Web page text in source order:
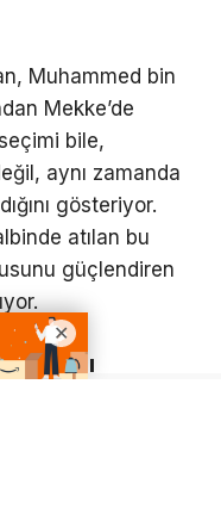
, Muhammed bin
Mekke’de
bile,
aynı zamanda
gösteriyor.
atılan bu
güçlendiren